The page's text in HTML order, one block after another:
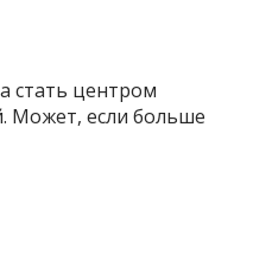
стать центром
Может, если больше